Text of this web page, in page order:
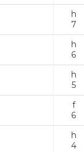
h
7
h
6
h
5
f
6
h
4